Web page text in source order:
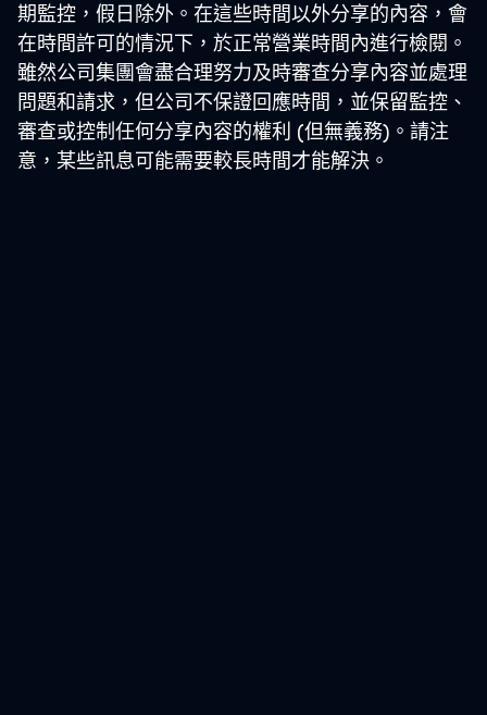
期監控，假日除外。在這些時間以外分享的內容，會
在時間許可的情況下，於正常營業時間內進行檢閱。
雖然公司集團會盡合理努力及時審查分享內容並處理
問題和請求，但公司不保證回應時間，並保留監控、
審查或控制任何分享內容的權利 (但無義務)。請注
意，某些訊息可能需要較長時間才能解決。